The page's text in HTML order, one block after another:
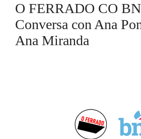
O FERRADO CO
Conversa con Ana
Ana Miranda